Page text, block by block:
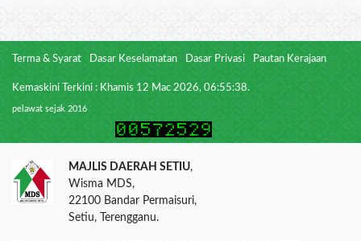
Terma & Syarat Dasar Keselamatan Dasar Privasi Pautan Kerajaan
Kemaskini Terkini : Khamis 12 Mac 2026, 06:55:38.
pelawat sejak 2016
MAJLIS DAERAH SETIU,
Wisma MDS,
22100 Bandar Permaisuri,
Setiu, Terengganu.